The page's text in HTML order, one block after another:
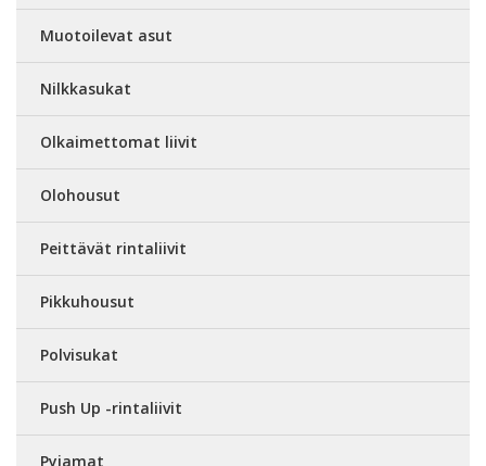
Muotoilevat asut
Nilkkasukat
Olkaimettomat liivit
Olohousut
Peittävät rintaliivit
Pikkuhousut
Polvisukat
Push Up -rintaliivit
Pyjamat